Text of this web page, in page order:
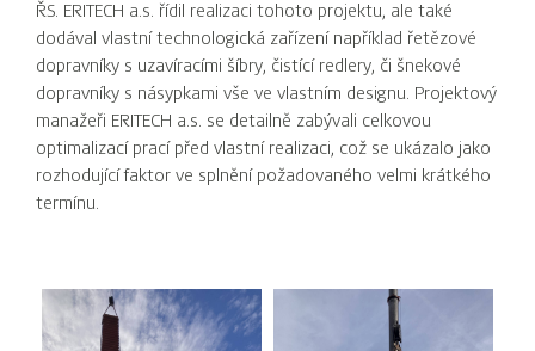
ŘS. ERITECH a.s. řídil realizaci tohoto projektu, ale také
dodával vlastní technologická zařízení například řetězové
dopravníky s uzavíracími šíbry, čistící redlery, či šnekové
dopravníky s násypkami vše ve vlastním designu. Projektový
manažeři ERITECH a.s. se detailně zabývali celkovou
optimalizací prací před vlastní realizaci, což se ukázalo jako
rozhodující faktor ve splnění požadovaného velmi krátkého
termínu.